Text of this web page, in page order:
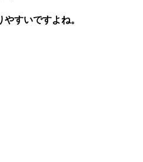
すいですよね。